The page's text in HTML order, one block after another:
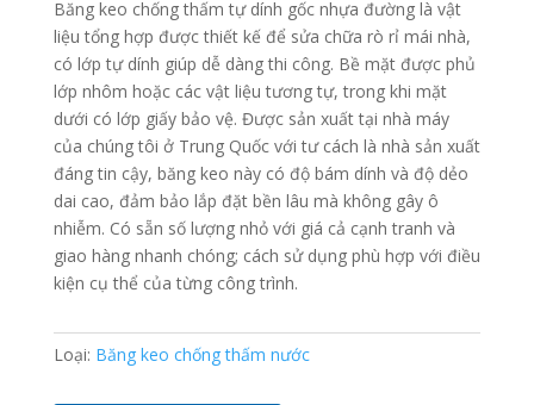
Băng keo chống thấm tự dính gốc nhựa đường là vật
liệu tổng hợp được thiết kế để sửa chữa rò rỉ mái nhà,
có lớp tự dính giúp dễ dàng thi công. Bề mặt được phủ
lớp nhôm hoặc các vật liệu tương tự, trong khi mặt
dưới có lớp giấy bảo vệ. Được sản xuất tại nhà máy
của chúng tôi ở Trung Quốc với tư cách là nhà sản xuất
đáng tin cậy, băng keo này có độ bám dính và độ dẻo
dai cao, đảm bảo lắp đặt bền lâu mà không gây ô
nhiễm. Có sẵn số lượng nhỏ với giá cả cạnh tranh và
giao hàng nhanh chóng; cách sử dụng phù hợp với điều
kiện cụ thể của từng công trình.
Loại: Băng keo chống thấm nước